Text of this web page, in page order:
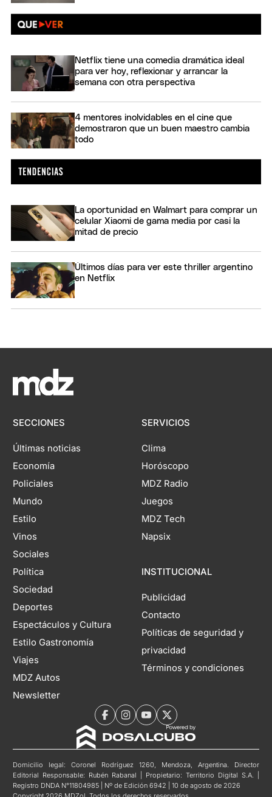
Netflix tiene una comedia dramática ideal
para ver hoy, reflexionar y arrancar la
semana con otra perspectiva
4 mentores inolvidables en el cine que
demostraron que un buen maestro cambia
todo
La oportunidad en Walmart para comprar un
celular Xiaomi de gama media por casi la
mitad de precio
Últimos días para ver este thriller argentino
en Netflix
SECCIONES
Últimas noticias
Economía
Policiales
Mundo
Estilo
Vinos
Sociales
Política
Sociedad
Deportes
Espectáculos y Cultura
Estilo Gastronomía
Viajes
MDZ Autos
Newsletter
SERVICIOS
Clima
Horóscopo
MDZ Radio
Juegos
MDZ Tech
Napsix
INSTITUCIONAL
Publicidad
Contacto
Políticas de seguridad y
privacidad
Términos y condiciones
Domicilio legal: Coronel Rodríguez 1260, Mendoza, Argentina. Director
Editorial Responsable: Rubén Rabanal | Propietario: Territorio Digital S.A. |
Registro DNDA N°11804985 | Nº de Edición 6942 | 10 de agosto de 2026